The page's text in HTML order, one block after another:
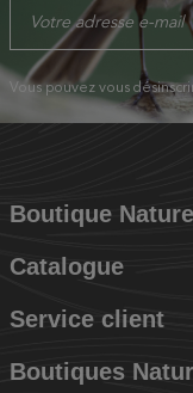
Vous pouvez vous
Boutique
Catalogue
Service client
Boutiques